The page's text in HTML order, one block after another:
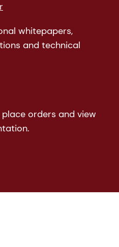
whitepapers,
and technical
place orders and view